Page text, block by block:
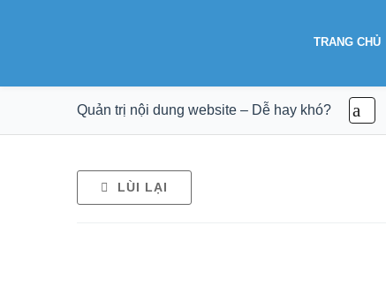
TRANG CHỦ
Quản trị nội dung website – Dễ hay khó?
LÙI LẠI